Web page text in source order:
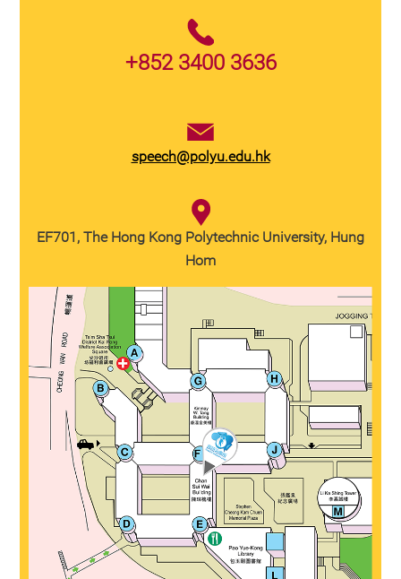
+852 3400 3636
speech@polyu.edu.hk
EF701, The Hong Kong Polytechnic University, Hung
Hom